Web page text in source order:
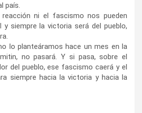
país.
ni el fascismo nos pueden
y siempre la victoria será del pueblo,
lo planteáramos hace un mes en la
no pasará. Y si pasa, sobre el
del pueblo, ese fascismo caerá y el
siempre hacia la victoria y hacia la